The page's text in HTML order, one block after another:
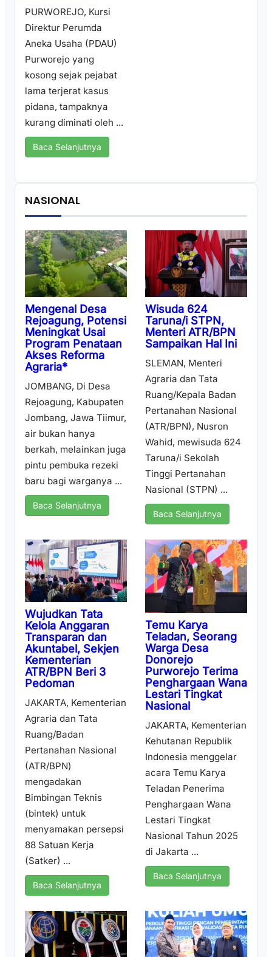
PURWOREJO, Kursi
Direktur Perumda
Aneka Usaha (PDAU)
Purworejo yang
kosong sejak pejabat
lama terjerat kasus
pidana, tampaknya
kurang diminati oleh ...
Baca Selanjutnya
NASIONAL
Mengenal Desa
Rejoagung, Potensi
Meningkat Usai
Program Penataan
Akses Reforma
Agraria*
JOMBANG, Di Desa
Rejoagung, Kabupaten
Jombang, Jawa Tiimur,
air bukan hanya
berkah, melainkan juga
pintu pembuka rezeki
baru bagi warganya ...
Baca Selanjutnya
Wisuda 624
Taruna/i STPN,
Menteri ATR/BPN
Sampaikan Hal Ini
SLEMAN, Menteri
Agraria dan Tata
Ruang/Kepala Badan
Pertanahan Nasional
(ATR/BPN), Nusron
Wahid, mewisuda 624
Taruna/i Sekolah
Tinggi Pertanahan
Nasional (STPN) ...
Baca Selanjutnya
Wujudkan Tata
Kelola Anggaran
Transparan dan
Akuntabel, Sekjen
Kementerian
ATR/BPN Beri 3
Pedoman
JAKARTA, Kementerian
Agraria dan Tata
Ruang/Badan
Pertanahan Nasional
(ATR/BPN)
mengadakan
Bimbingan Teknis
(bintek) untuk
menyamakan persepsi
88 Satuan Kerja
(Satker) ...
Baca Selanjutnya
Temu Karya
Teladan, Seorang
Warga Desa
Donorejo
Purworejo Terima
Penghargaan Wana
Lestari Tingkat
Nasional
JAKARTA, Kementerian
Kehutanan Republik
Indonesia menggelar
acara Temu Karya
Teladan Penerima
Penghargaan Wana
Lestari Tingkat
Nasional Tahun 2025
di Jakarta ...
Baca Selanjutnya